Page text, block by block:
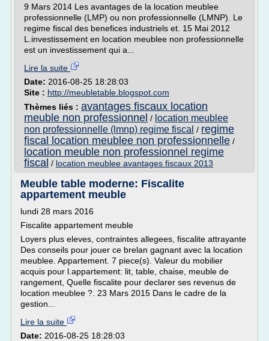
9 Mars 2014 Les avantages de la location meublee
professionnelle (LMP) ou non professionnelle (LMNP). Le
regime fiscal des benefices industriels et. 15 Mai 2012
L.investissement en location meublee non professionnelle
est un investissement qui a...
Lire la suite
Date: 2016-08-25 18:28:03
Site : http://meubletable.blogspot.com
Thèmes liés : avantages fiscaux location
meuble non professionnel / location meublee
non professionnelle (lmnp) regime fiscal / regime
fiscal location meublee non professionnelle /
location meuble non professionnel regime
fiscal / location meublee avantages fiscaux 2013
Meuble table moderne: Fiscalite
appartement meuble
lundi 28 mars 2016
Fiscalite appartement meuble
Loyers plus eleves, contraintes allegees, fiscalite attrayante
Des conseils pour jouer ce brelan gagnant avec la location
meublee. Appartement. 7 piece(s). Valeur du mobilier
acquis pour l.appartement: lit, table, chaise, meuble de
rangement, Quelle fiscalite pour declarer ses revenus de
location meublee ?. 23 Mars 2015 Dans le cadre de la
gestion...
Lire la suite
Date: 2016-08-25 18:28:03